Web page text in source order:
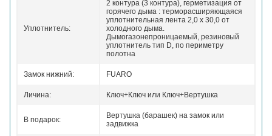
Уплотнитель:
2 контура (3 контура), герметизация от
горячего дыма : терморасширяющаяся
уплотнительная лента 2,0 х 30,0 от
холодного дыма.
Дымогазонепроницаемый, резиновый
уплотнитель тип D, по периметру
полотна
Замок нижний: FUARO
Личина: Ключ+Ключ или Ключ+Вертушка
В подарок:
Вертушка (барашек) на замок или
задвижка